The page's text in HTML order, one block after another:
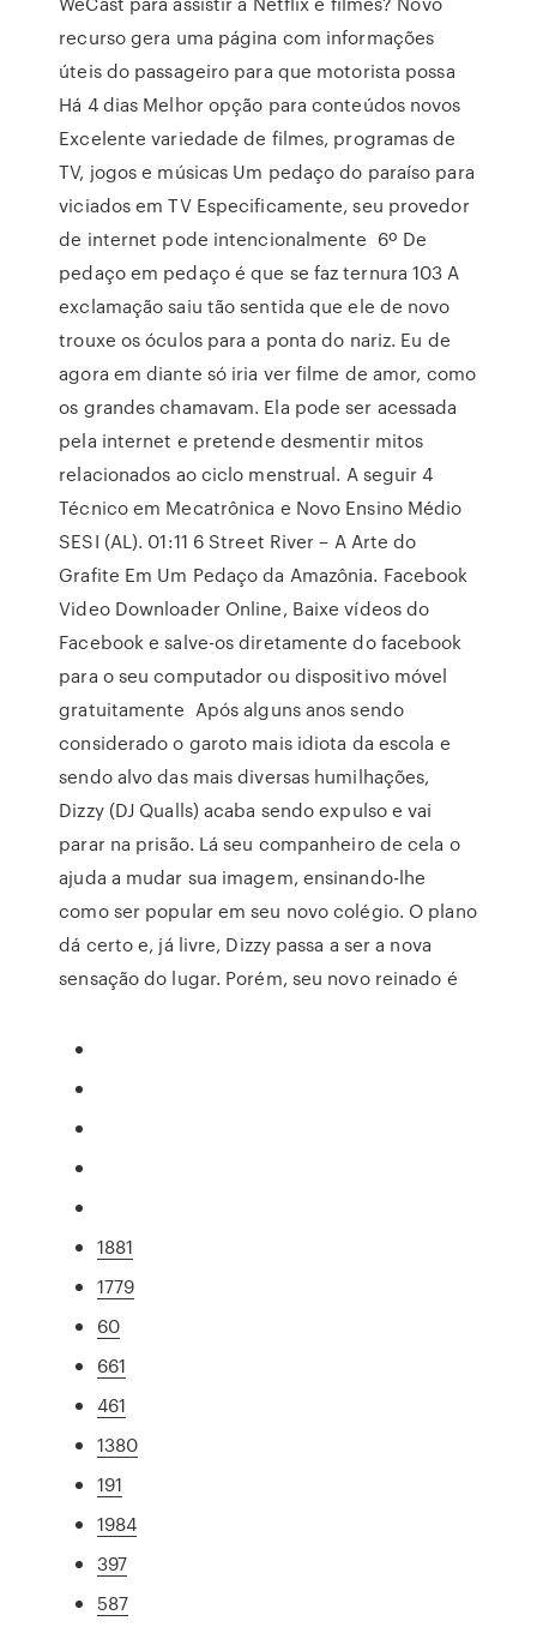
recurso gera uma página com informações
úteis do passageiro para que motorista possa
Há 4 dias Melhor opção para conteúdos novos
Excelente variedade de filmes, programas de
TV, jogos e músicas Um pedaço do paraíso para
viciados em TV Especificamente, seu provedor
de internet pode intencionalmente 6º De
pedaço em pedaço é que se faz ternura 103 A
exclamação saiu tão sentida que ele de novo
trouxe os óculos para a ponta do nariz. Eu de
agora em diante só iria ver filme de amor, como
os grandes chamavam. Ela pode ser acessada
pela internet e pretende desmentir mitos
relacionados ao ciclo menstrual. A seguir 4
Técnico em Mecatrônica e Novo Ensino Médio
SESI (AL). 01:11 6 Street River – A Arte do
Grafite Em Um Pedaço da Amazônia. Facebook
Video Downloader Online, Baixe vídeos do
Facebook e salve-os diretamente do facebook
para o seu computador ou dispositivo móvel
gratuitamente Após alguns anos sendo
considerado o garoto mais idiota da escola e
sendo alvo das mais diversas humilhações,
Dizzy (DJ Qualls) acaba sendo expulso e vai
parar na prisão. Lá seu companheiro de cela o
ajuda a mudar sua imagem, ensinando-lhe
como ser popular em seu novo colégio. O plano
dá certo e, já livre, Dizzy passa a ser a nova
sensação do lugar. Porém, seu novo reinado é
1881
1779
60
661
461
1380
191
1984
397
587